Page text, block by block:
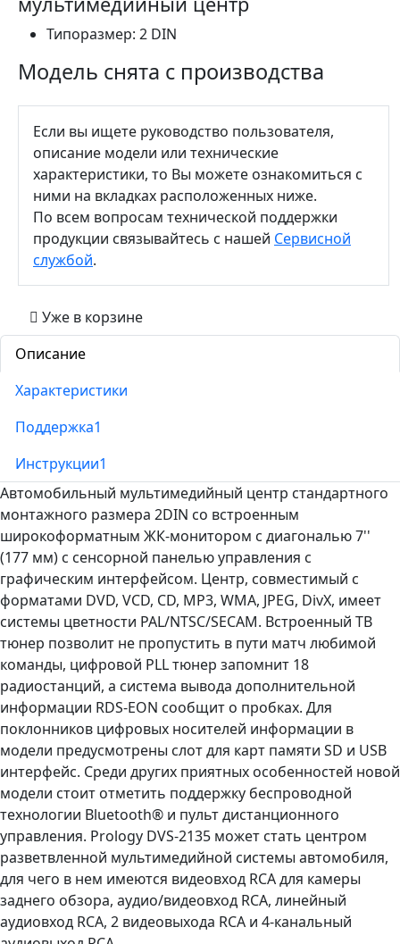
Типоразмер: 2 DIN
Модель снята с производства
Если вы ищете руководство пользователя,
описание модели или технические
характеристики, то Вы можете ознакомиться с
ними на вкладках расположенных ниже.
По всем вопросам технической поддержки
продукции связывайтесь с нашей Сервисной
службой.
Уже в корзине
Описание
Характеристики
Поддержка1
Инструкции1
Автомобильный мультимедийный центр стандартного
монтажного размера 2DIN со встроенным
широкоформатным ЖК-монитором с диагональю 7''
(177 мм) с сенсорной панелью управления с
графическим интерфейсом. Центр, совместимый с
форматами DVD, VCD, CD, MP3, WMA, JPEG, DivX, имеет
системы цветности PAL/NTSC/SECAM. Встроенный ТВ
тюнер позволит не пропустить в пути матч любимой
команды, цифровой PLL тюнер запомнит 18
радиостанций, а система вывода дополнительной
информации RDS-EON сообщит о пробках. Для
поклонников цифровых носителей информации в
модели предусмотрены слот для карт памяти SD и USB
интерфейс. Среди других приятных особенностей новой
модели стоит отметить поддержку беспроводной
технологии Bluetooth® и пульт дистанционного
управления. Prology DVS-2135 может стать центром
разветвленной мультимедийной системы автомобиля,
для чего в нем имеются видеовход RCA для камеры
заднего обзора, аудио/видеовход RCA, линейный
аудиовход RCA, 2 видеовыхода RCA и 4-канальный